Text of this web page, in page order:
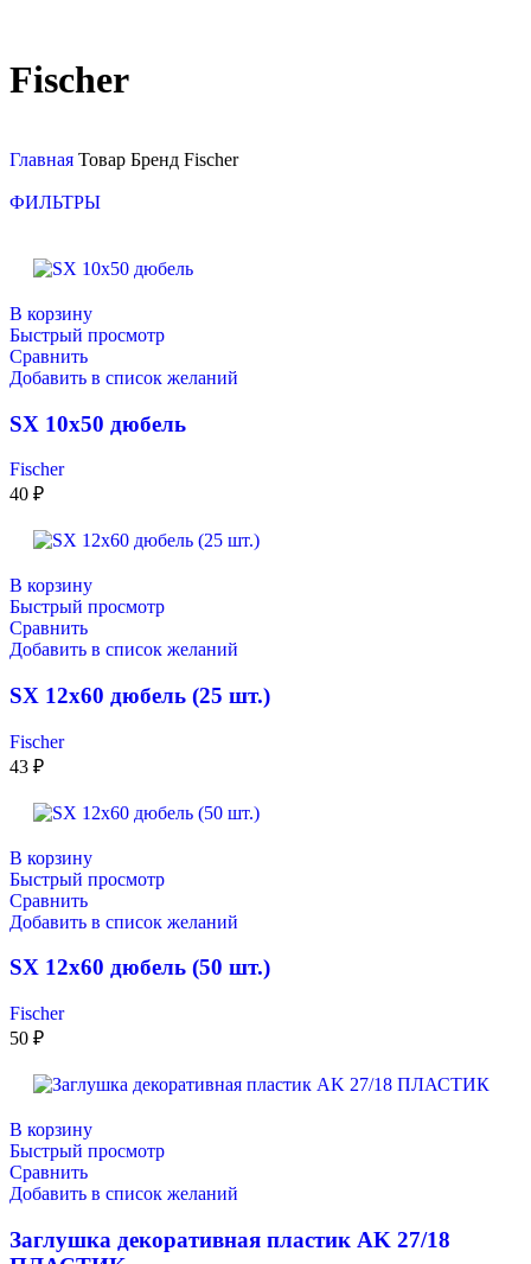
Fischer
Главная Товар Бренд Fischer
ФИЛЬТРЫ
В корзину
Быстрый просмотр
Сравнить
Добавить в список желаний
SX 10х50 дюбель
Fischer
40 ₽
В корзину
Быстрый просмотр
Сравнить
Добавить в список желаний
SX 12х60 дюбель (25 шт.)
Fischer
43 ₽
В корзину
Быстрый просмотр
Сравнить
Добавить в список желаний
SX 12х60 дюбель (50 шт.)
Fischer
50 ₽
В корзину
Быстрый просмотр
Сравнить
Добавить в список желаний
Заглушка декоративная пластик AK 27/18